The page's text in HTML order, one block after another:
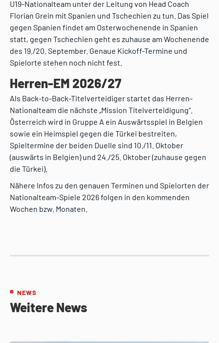
U19-Nationalteam unter der Leitung von Head Coach
Florian Grein mit Spanien und Tschechien zu tun. Das Spiel
gegen Spanien findet am Osterwochenende in Spanien
statt, gegen Tschechien geht es zuhause am Wochenende
des 19./20. September. Genaue Kickoff-Termine und
Spielorte stehen noch nicht fest.
Herren-EM 2026/27
Als Back-to-Back-Titelverteidiger startet das Herren-
Nationalteam die nächste „Mission Titelverteidigung“.
Österreich wird in Gruppe A ein Auswärtsspiel in Belgien
sowie ein Heimspiel gegen die Türkei bestreiten,
Spieltermine der beiden Duelle sind 10./11. Oktober
(auswärts in Belgien) und 24./25. Oktober (zuhause gegen
die Türkei).
Nähere Infos zu den genauen Terminen und Spielorten der
Nationalteam-Spiele 2026 folgen in den kommenden
Wochen bzw. Monaten.
NEWS
Weitere News